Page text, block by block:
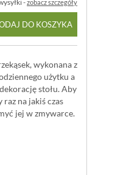
-zobacz szczegóły
DO KOSZYKA
wykonana z
użytku a
stołu. Aby
raz na jakiś czas
jej w zmywarce.